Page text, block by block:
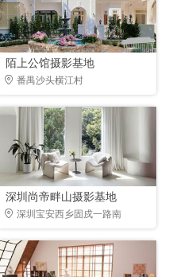
陌上公馆摄影基地
番禺沙头横江村
深圳尚帝畔山摄影基地
深圳宝安西乡固戍一路南